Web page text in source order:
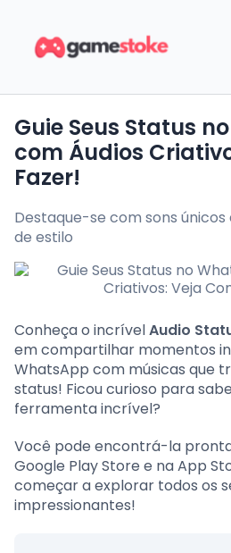
Guie Seus Status no WhatsApp
com Áudios
Fazer!
Destaque-se com sons
de estilo
Conheça o incrívelAudio
em compartilhar momentos
WhatsApp com músicas que
status! Ficou curioso para
ferramenta incrível?
Você pode encontrá-la
Google Play Store e na App
começar a explorar todos os
impressionantes!